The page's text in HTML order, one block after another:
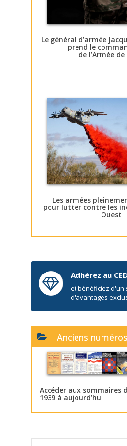
Le général d’armée
prend le
de l’Armée
Les armées
pour lutter contre les
Ouest
Adhérez au
et bénéficiez d'un
d'avantages
Anciens numéros
Accéder aux sommaires
1939 à aujourd’hui